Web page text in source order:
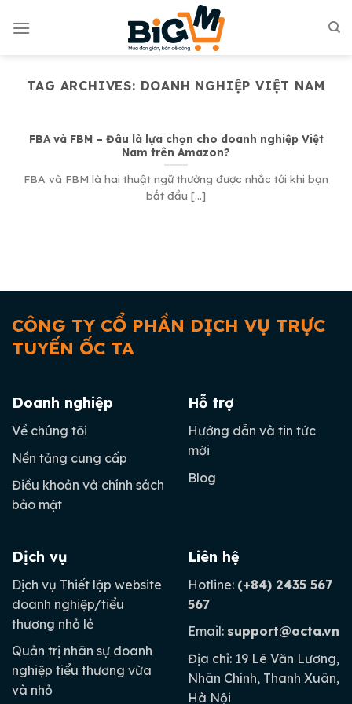
TAG ARCHIVES: DOANH NGHIỆP VIỆT NAM
FBA và FBM – Đâu là lựa chọn cho doanh nghiệp Việt
Nam trên Amazon?
FBA và FBM là hai thuật ngữ thường được nhắc tới khi bạn
bắt đầu [...]
CÔNG TY CỔ PHẦN DỊCH VỤ TRỰC
TUYẾN ỐC TA
Doanh nghiệp
Về chúng tôi
Nền tảng cung cấp
Điều khoản và chính sách
bảo mật
Hỗ trợ
Hướng dẫn và tin tức
mới
Blog
Dịch vụ
Dịch vụ Thiết lập website
doanh nghiệp/tiểu
thương nhỏ lẻ
Quản trị nhân sự doanh
nghiệp tiểu thương vừa
và nhỏ
Liên hệ
Hotline: (+84) 2435 567
567
Email: support@octa.vn
Địa chỉ: 19 Lê Văn Lương,
Nhân Chính, Thanh Xuân,
Hà Nội